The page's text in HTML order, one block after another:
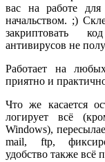
вас на работе
начальством. ;)
закриптовать
антивирусов не
Работает на
приятно и
Что же касается
логирует всё
Windows),
mail, ftp,
удобство также всё